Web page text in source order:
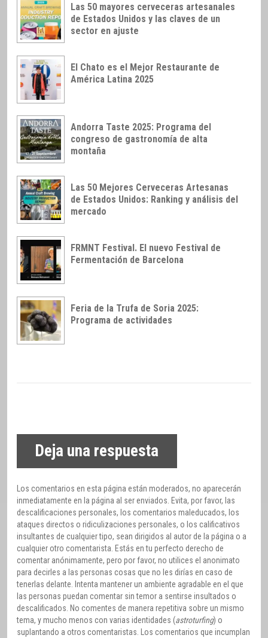
Las 50 mayores cerveceras artesanales
de Estados Unidos y las claves de un
sector en ajuste
El Chato es el Mejor Restaurante de
América Latina 2025
Andorra Taste 2025: Programa del
congreso de gastronomía de alta
montaña
Las 50 Mejores Cerveceras Artesanas
de Estados Unidos: Ranking y análisis del
mercado
FRMNT Festival. El nuevo Festival de
Fermentación de Barcelona
Feria de la Trufa de Soria 2025:
Programa de actividades
Deja una respuesta
Los comentarios en esta página están moderados, no aparecerán
inmediatamente en la página al ser enviados. Evita, por favor, las
descalificaciones personales, los comentarios maleducados, los
ataques directos o ridiculizaciones personales, o los calificativos
insultantes de cualquier tipo, sean dirigidos al autor de la página o a
cualquier otro comentarista. Estás en tu perfecto derecho de
comentar anónimamente, pero por favor, no utilices el anonimato
para decirles a las personas cosas que no les dirías en caso de
tenerlas delante. Intenta mantener un ambiente agradable en el que
las personas puedan comentar sin temor a sentirse insultados o
descalificados. No comentes de manera repetitiva sobre un mismo
tema, y mucho menos con varias identidades (astroturfing) o
suplantando a otros comentaristas. Los comentarios que incumplan